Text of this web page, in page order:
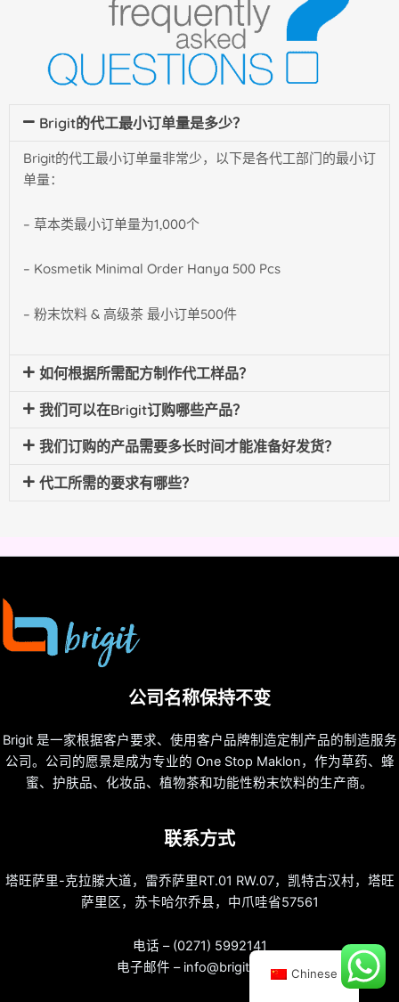
Brigit的代工最小订单量是多少？
Brigit的代工最小订单量非常少，以下是各代工部门的最小订
单量：
– 草本类最小订单量为1,000个
– Kosmetik Minimal Order Hanya 500 Pcs
– 粉末饮料 & 高级茶 最小订单500件
如何根据所需配方制作代工样品？
我们可以在Brigit订购哪些产品？
我们订购的产品需要多长时间才能准备好发货？
代工所需的要求有哪些？
公司名称保持不变
Brigit 是一家根据客户要求、使用客户品牌制造定制产品的制造服务
公司。公司的愿景是成为专业的 One Stop Maklon，作为草药、蜂
蜜、护肤品、化妆品、植物茶和功能性粉末饮料的生产商。
联系方式
塔旺萨里-克拉滕大道，雷乔萨里RT.01 RW.07，凯特古汉村，塔旺
萨里区，苏卡哈尔乔县，中爪哇省57561
电话 – (0271) 5992141
电子邮件 – info@brigit.co.id
Chinese